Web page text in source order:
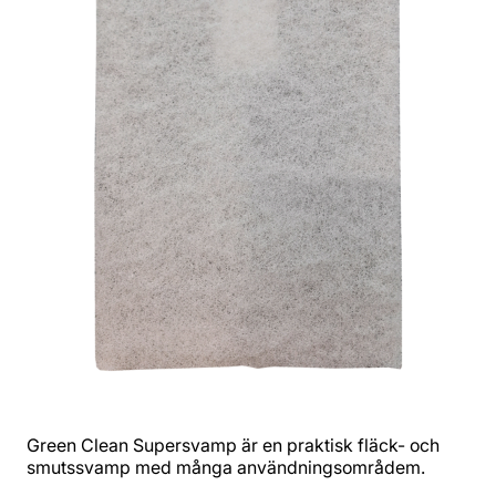
Green Clean Supersvamp är en praktisk fläck- och
smutssvamp med många användningsområdem.